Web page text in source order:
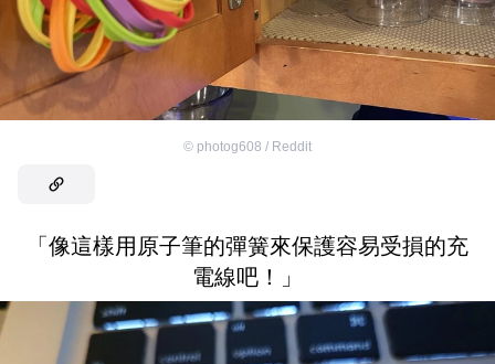
© photog608 / Reddit
「像這樣用原子筆的彈簧來保護容易受損的充
電線吧！」